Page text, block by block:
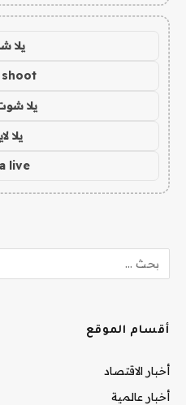
يلا
shoot
يلا
يلا
live
أقسام الموقع
أخبار الاقتصاد
أخبار عالمية